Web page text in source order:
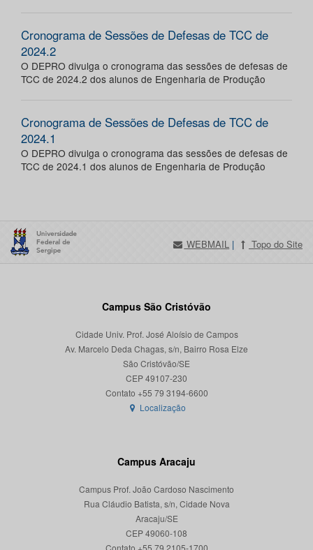
Cronograma de Sessões de Defesas de TCC de
2024.2
O DEPRO divulga o cronograma das sessões de defesas de
TCC de 2024.2 dos alunos de Engenharia de Produção
Cronograma de Sessões de Defesas de TCC de
2024.1
O DEPRO divulga o cronograma das sessões de defesas de
TCC de 2024.1 dos alunos de Engenharia de Produção
WEBMAIL | Topo do Site
Campus São Cristóvão
Cidade Univ. Prof. José Aloísio de Campos
Av. Marcelo Deda Chagas, s/n, Bairro Rosa Elze
São Cristóvão/SE
CEP 49107-230
Localização
Campus Aracaju
Campus Prof. João Cardoso Nascimento
Rua Cláudio Batista, s/n, Cidade Nova
Aracaju/SE
CEP 49060-108